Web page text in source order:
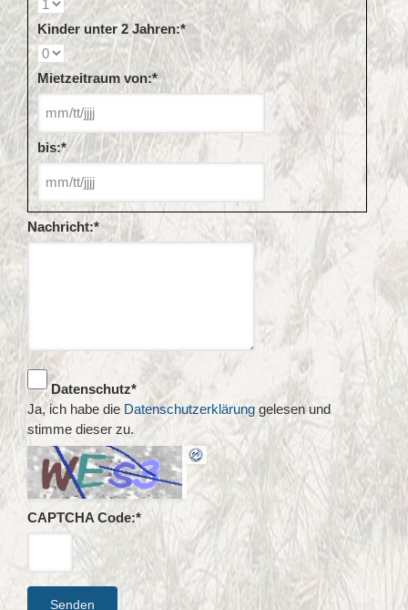
Kinder unter 2 Jahren:*
Mietzeitraum von:*
bis:*
Nachricht:*
Datenschutz*
Ja, ich habe die Datenschutzerklärung gelesen und
stimme dieser zu.
CAPTCHA Code:*